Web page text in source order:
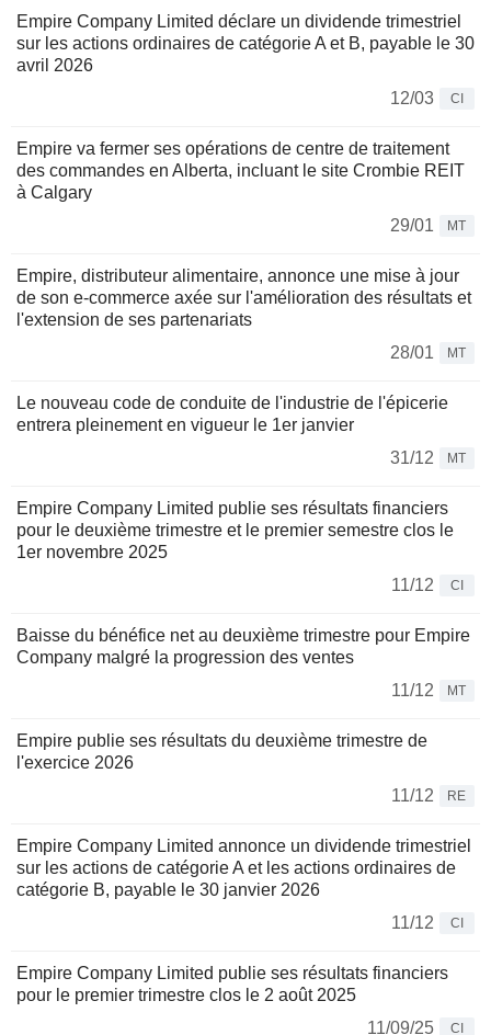
Empire Company Limited déclare un dividende trimestriel
sur les actions ordinaires de catégorie A et B, payable le 30
avril 2026
12/03
CI
Empire va fermer ses opérations de centre de traitement
des commandes en Alberta, incluant le site Crombie REIT
à Calgary
29/01
MT
Empire, distributeur alimentaire, annonce une mise à jour
de son e-commerce axée sur l'amélioration des résultats et
l'extension de ses partenariats
28/01
MT
Le nouveau code de conduite de l'industrie de l'épicerie
entrera pleinement en vigueur le 1er janvier
31/12
MT
Empire Company Limited publie ses résultats financiers
pour le deuxième trimestre et le premier semestre clos le
1er novembre 2025
11/12
CI
Baisse du bénéfice net au deuxième trimestre pour Empire
Company malgré la progression des ventes
11/12
MT
Empire publie ses résultats du deuxième trimestre de
l'exercice 2026
11/12
RE
Empire Company Limited annonce un dividende trimestriel
sur les actions de catégorie A et les actions ordinaires de
catégorie B, payable le 30 janvier 2026
11/12
CI
Empire Company Limited publie ses résultats financiers
pour le premier trimestre clos le 2 août 2025
11/09/25
CI